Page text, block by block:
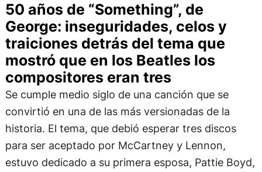
50 años de “Something”, de
George: inseguridades, celos y
traiciones detrás del tema que
mostró que en los Beatles los
compositores eran tres
Se cumple medio siglo de una canción que se
convirtió en una de las más versionadas de la
historia. El tema, que debió esperar tres discos
para ser aceptado por McCartney y Lennon,
estuvo dedicado a su primera esposa, Pattie Boyd,